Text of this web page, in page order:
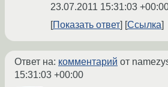
23.07.2011 15:31:03
Показать ответ Ссылка
Ответ на: комментарий от
15:31:03 +00:00